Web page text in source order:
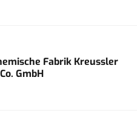
Fabrik Kreussler
GmbH